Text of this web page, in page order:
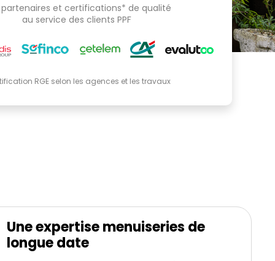
partenaires et certifications* de qualité
au service des clients PPF
RGE selon les agences et les travaux
Une expertise menuiseries de
longue date